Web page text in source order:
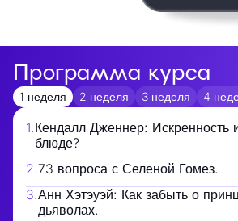
Программа курса
1 неделя 2 неделя 3 неделя 4
1.Кендалл Дженнер: Искренность
блюде?
2.73 вопроса с Селеной Гомез.
3.Анн Хэтэуэй: Как забыть о
дьяволах.